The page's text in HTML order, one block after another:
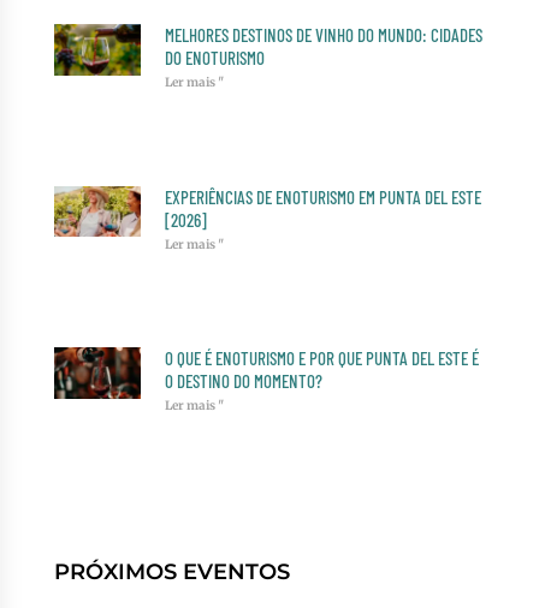
MELHORES DESTINOS DE VINHO DO MUNDO: CIDADES
DO ENOTURISMO
Ler mais "
EXPERIÊNCIAS DE ENOTURISMO EM PUNTA DEL ESTE
[2026]
Ler mais "
O QUE É ENOTURISMO E POR QUE PUNTA DEL ESTE É
O DESTINO DO MOMENTO?
Ler mais "
PRÓXIMOS EVENTOS